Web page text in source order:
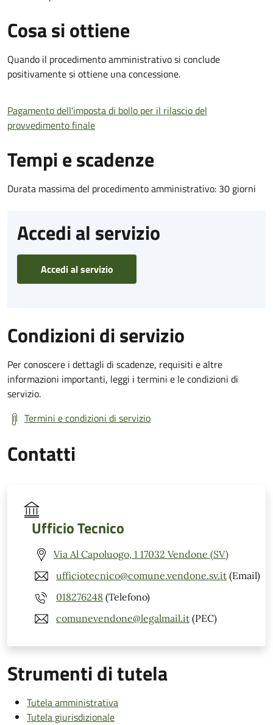
Cosa si ottiene
Quando il procedimento amministrativo si conclude
positivamente si ottiene una concessione.
Pagamento dell'imposta di bollo per il rilascio del
provvedimento finale
Tempi e scadenze
Durata massima del procedimento amministrativo: 30 giorni
Accedi al servizio
Accedi al servizio
Condizioni di servizio
Per conoscere i dettagli di scadenze, requisiti e altre
informazioni importanti, leggi i termini e le condizioni di
servizio.
Termini e condizioni di servizio
Contatti
Ufficio Tecnico
Via Al Capoluogo, 1 17032 Vendone (SV)
ufficiotecnico@comune.vendone.sv.it (Email)
018276248 (Telefono)
comunevendone@legalmail.it (PEC)
Strumenti di tutela
Tutela amministrativa
Tutela giurisdizionale